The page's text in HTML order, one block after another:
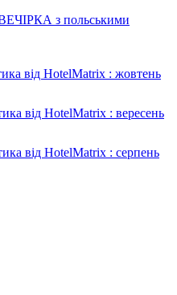
з польськими
від HotelMatrix : жовтень
від HotelMatrix : вересень
від HotelMatrix : серпень